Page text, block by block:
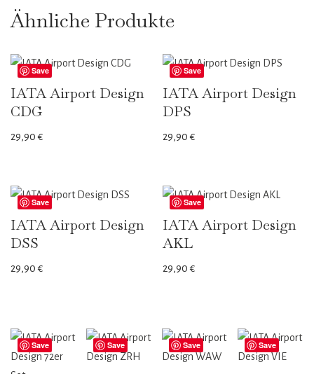
Ähnliche Produkte
Save
IATA Airport Design
CDG
29,90€
Save
IATA Airport Design
DPS
29,90€
Save
IATA Airport Design
DSS
29,90€
Save
IATA Airport Design
AKL
29,90€
Save Save Save Save